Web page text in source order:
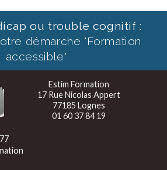
ou trouble cognitif :
démarche "Formation
accessible"
Estim Formation
17 Rue Nicolas Appert
77185 Lognes
01 60 37 84 19